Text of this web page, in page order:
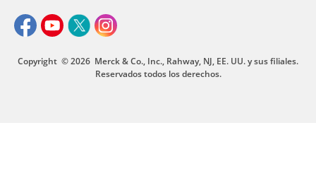
Copyright © 2026 Merck & Co., Inc., Rahway, NJ, EE. UU. y sus filiales.
Reservados todos los derechos.